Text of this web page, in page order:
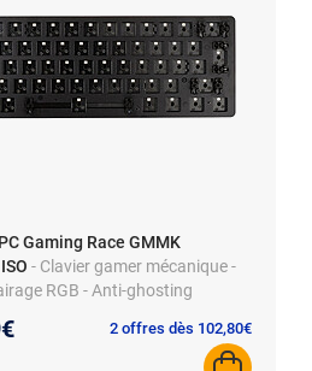
Gaming Race GMMK
- Clavier gamer mécanique -
RGB - Anti-ghosting
2 offres dès 102,80€